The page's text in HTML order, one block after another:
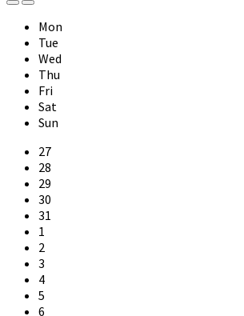
Previous
Month
Next
Month
Mon
Tue
Wed
Thu
Fri
Sat
Sun
Skip
calendar
days
27
28
29
30
31
1
2
3
4
5
6